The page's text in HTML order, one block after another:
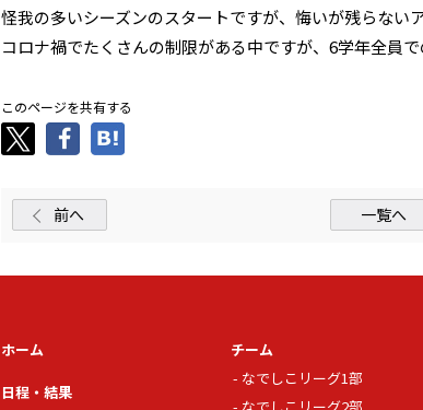
怪我の多いシーズンのスタートですが、悔いが残らない
コロナ禍でたくさんの制限がある中ですが、6学年全員で
このページを共有する
前へ 一覧へ
ホーム
日程・結果
チーム
なでしこリーグ1部
なでしこリーグ2部